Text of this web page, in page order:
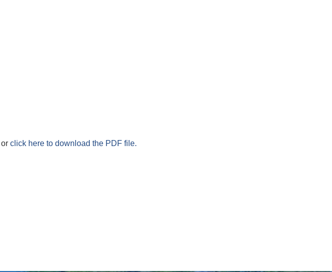
or click here to download the PDF file.